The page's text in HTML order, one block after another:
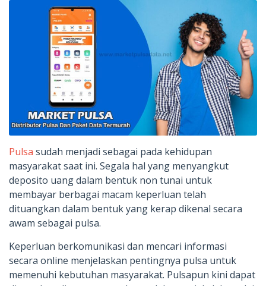
Pulsa sudah menjadi sebagai pada kehidupan
masyarakat saat ini. Segala hal yang menyangkut
deposito uang dalam bentuk non tunai untuk
membayar berbagai macam keperluan telah
dituangkan dalam bentuk yang kerap dikenal secara
awam sebagai pulsa.
Keperluan berkomunikasi dan mencari informasi
secara online menjelaskan pentingnya pulsa untuk
memenuhi kebutuhan masyarakat. Pulsapun kini dapat